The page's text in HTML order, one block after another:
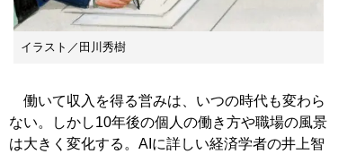
イラスト／田川秀樹
働いて収入を得る営みは、いつの時代も変わら
ない。しかし10年後の個人の働き方や職場の風景
は大きく変化する。AIに詳しい経済学者の井上智